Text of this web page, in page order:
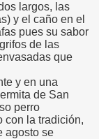
largos, las
y el caño en el
pues su sabor
de las
que
y en una
de San
perro
con la tradición,
agosto se